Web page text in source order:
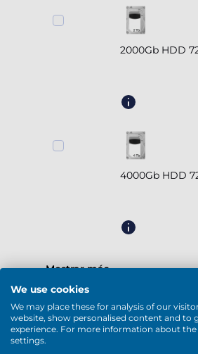
2000Gb HDD
4000Gb HDD
Mostrar más
DVD / Blu-Ray
We use cookies
We may place these for analysis of our
website, show personalised content and to
experience. For more information about
settings.